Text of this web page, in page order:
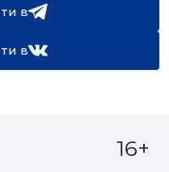
в
в
16+